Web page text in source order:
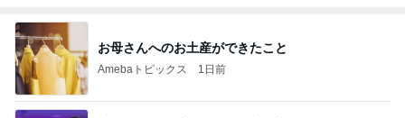
お母さんへのお土産ができたこと
Amebaトピックス 1日前